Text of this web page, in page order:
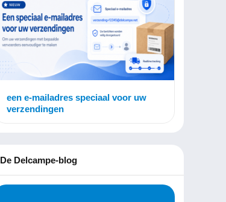
een e-mailadres speciaal voor uw
verzendingen
De Delcampe-blog